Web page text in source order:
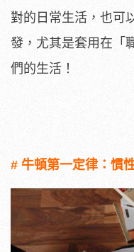
對的日常生活，也可
發，尤其是套用在「
們的生活！
# 牛頓第一定律：慣